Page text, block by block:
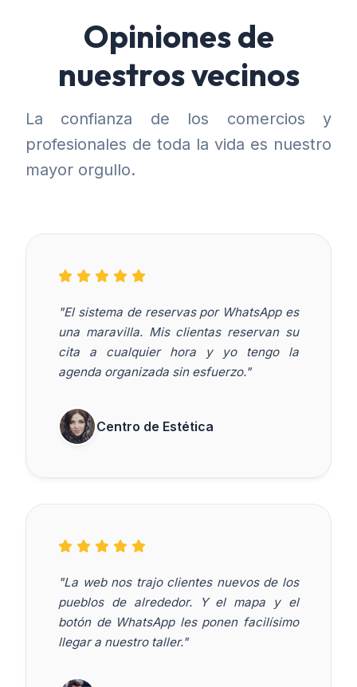
Opiniones de
nuestros vecinos
La confianza de los comercios y
profesionales de toda la vida es nuestro
mayor orgullo.
"El sistema de reservas por WhatsApp es
una maravilla. Mis clientas reservan su
cita a cualquier hora y yo tengo la
agenda organizada sin esfuerzo."
Centro de Estética
"La web nos trajo clientes nuevos de los
pueblos de alrededor. Y el mapa y el
botón de WhatsApp les ponen facilísimo
llegar a nuestro taller."